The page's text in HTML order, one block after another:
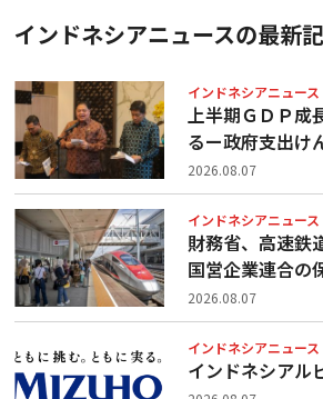
インドネシアニュースの最新
インドネシアニュース
上半期ＧＤＰ成
るー政府支出け
2026.08.07
インドネシアニュース
財務省、高速鉄
国営企業連合の
2026.08.07
インドネシアニュース
インドネシアル